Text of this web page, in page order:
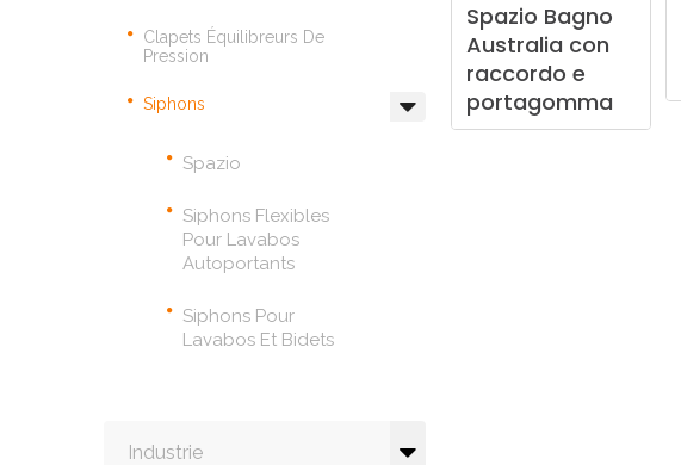
Clapets Équilibreurs De
Pression
Siphons
Spazio
Siphons Flexibles
Pour Lavabos
Autoportants
Siphons Pour
Lavabos Et Bidets
Industrie
Spazio Bagno
Australia con
raccordo e
portagomma